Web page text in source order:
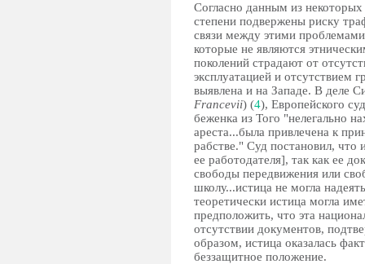
Согласно данным из
степени подвержены риску
связи между этими
которые не являются
поколений страдают от
эксплуатацией и отсутствием
выявлена и на Западе. В деле
Francevii) (4), Европейского
беженка из Того "нелегально
ареста...была привлечена к
рабстве." Суд постановил, что
ее работодателя], так как ее
свободы передвижения или
школу...истица не могла
теоретически истица могла
предположить, что эта
отсутствии документов,
образом, истица оказалась
беззащитное положение.